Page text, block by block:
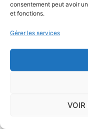
consentement peut avoir
et fonctions.
Gérer les services
VOIR
doivent être
normal".
Le risque
immobilier hormis